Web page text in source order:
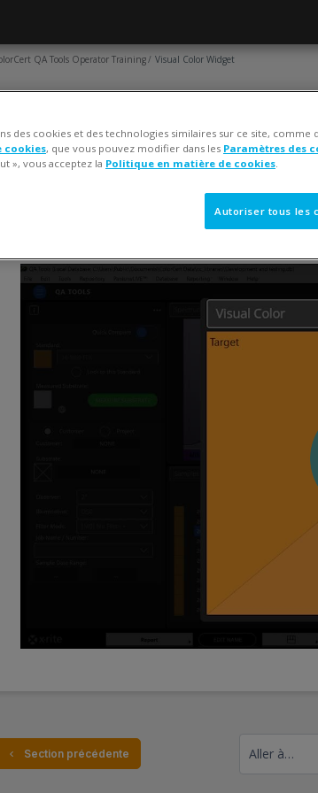
QA Tools Operator Training Visual Color Widget
d’achèvement
  Section précédente
Aller à…
des cookies et des technologies similaires sur ce site, comme
cookies, que vous pouvez modifier dans les Paramètres des
», vous acceptez la Politique en matière de cookies.
Autoriser tous les